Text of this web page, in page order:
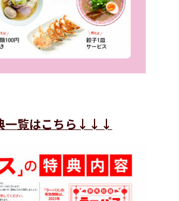
一覧はこちら↓↓↓